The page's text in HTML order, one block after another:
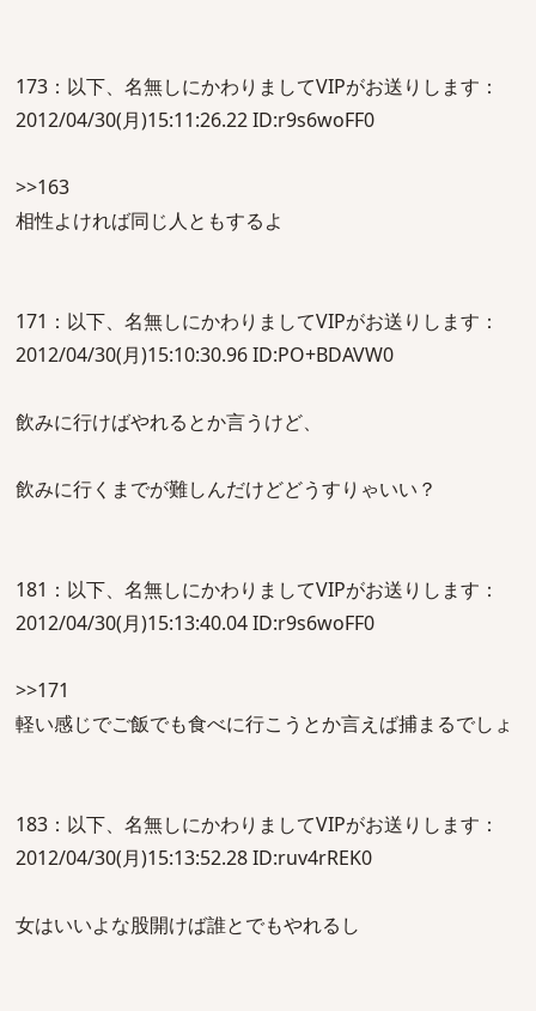
173：以下、名無しにかわりましてVIPがお送りします：
2012/04/30(月)15:11:26.22 ID:r9s6woFF0
>>163
相性よければ同じ人ともするよ
171：以下、名無しにかわりましてVIPがお送りします：
2012/04/30(月)15:10:30.96 ID:PO+BDAVW0
飲みに行けばやれるとか言うけど、
飲みに行くまでが難しんだけどどうすりゃいい？
181：以下、名無しにかわりましてVIPがお送りします：
2012/04/30(月)15:13:40.04 ID:r9s6woFF0
>>171
軽い感じでご飯でも食べに行こうとか言えば捕まるでしょ
183：以下、名無しにかわりましてVIPがお送りします：
2012/04/30(月)15:13:52.28 ID:ruv4rREK0
女はいいよな股開けば誰とでもやれるし